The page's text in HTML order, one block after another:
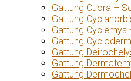
Gattung Cuora –
Gattung
Gattung
Gattung
Gattung
Gattung
Gattung